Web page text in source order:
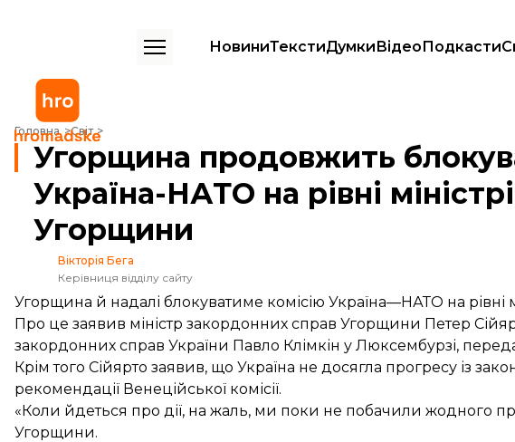
НовиниТекстиДумкиВідеоПодкасти
Головна Світ
Угорщина продовжить блокувати комісію Україна-НАТО на рівні міністрів — глава МЗС
Угорщина продовжить
Україна-НАТО на рівні
Угорщини
Вікторія Бега
Керівниця відділу сайту
Угорщина й надалі блокуватиме комісію Україна—НАТО на рівні
Про це заявив міністр закордонних справ Угорщини Петер
закордонних справ України Павло Клімкін у Люксембурзі,
Крім того Сійярто заявив, що Україна не досягла прогресу із
рекомендації Венеційської комісії.
«Коли йдеться про дії, на жаль, ми поки не побачили жодного
Угорщини.